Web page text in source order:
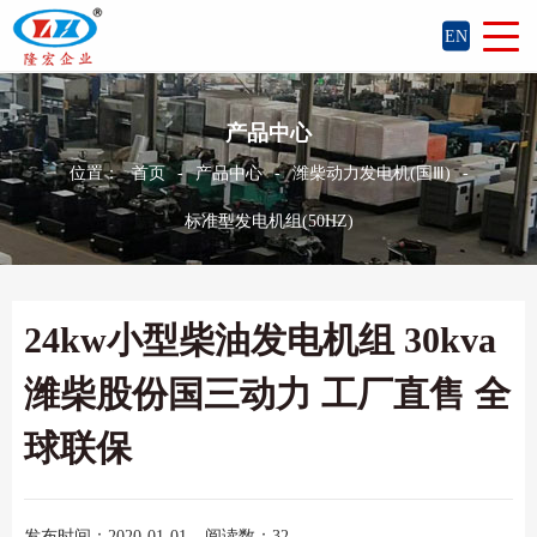
EN
产品中心
位置： 首页 - 产品中心 - 潍柴动力发电机(国Ⅲ) -
标准型发电机组(50HZ)
24kw小型柴油发电机组 30kva
潍柴股份国三动力 工厂直售 全
球联保